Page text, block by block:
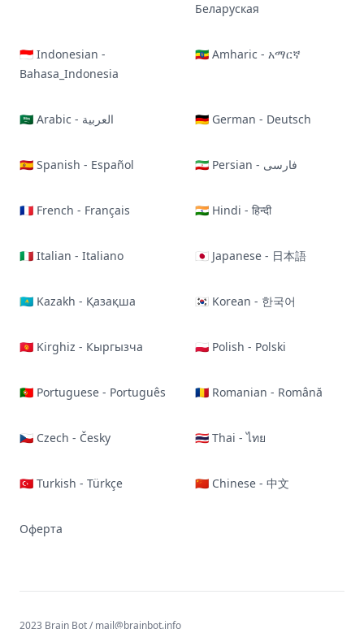
Беларуская
🇮🇩 Indonesian -
Bahasa_Indonesia
🇪🇹 Amharic - አማርኛ
🇸🇦 Arabic - العربية 🇩🇪 German - Deutsch
🇪🇸 Spanish - Español 🇮🇷 Persian - فارسی
🇫🇷 French - Français 🇮🇳 Hindi - हिन्दी
🇮🇹 Italian - Italiano 🇯🇵 Japanese - 日本語
🇰🇿 Kazakh - Қазақша 🇰🇷 Korean - 한국어
🇰🇬 Kirghiz - Кыргызча 🇵🇱 Polish - Polski
🇵🇹 Portuguese - Português 🇷🇴 Romanian - Română
🇨🇿 Czech - Česky 🇹🇭 Thai - ไทย
🇹🇷 Turkish - Türkçe 🇨🇳 Chinese - 中文
Оферта
2023 Brain Bot /mail@brainbot.info